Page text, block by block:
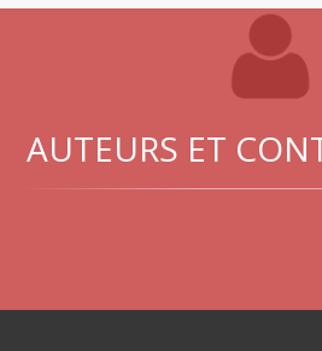
AUTEURS ET